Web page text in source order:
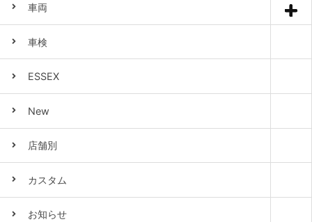
車両
車検
ESSEX
New
店舗別
カスタム
お知らせ